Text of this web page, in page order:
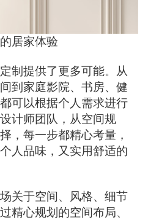
居家体验
制提供了更多可能。从
到家庭影院、书房、健
可以根据个人需求进行
计师团队，从空间规
，每一步都精心考量，
人品味，又实用舒适的
关于空间、风格、细节
精心规划的空间布局、